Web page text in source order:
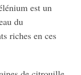
est un
du
riches en ces